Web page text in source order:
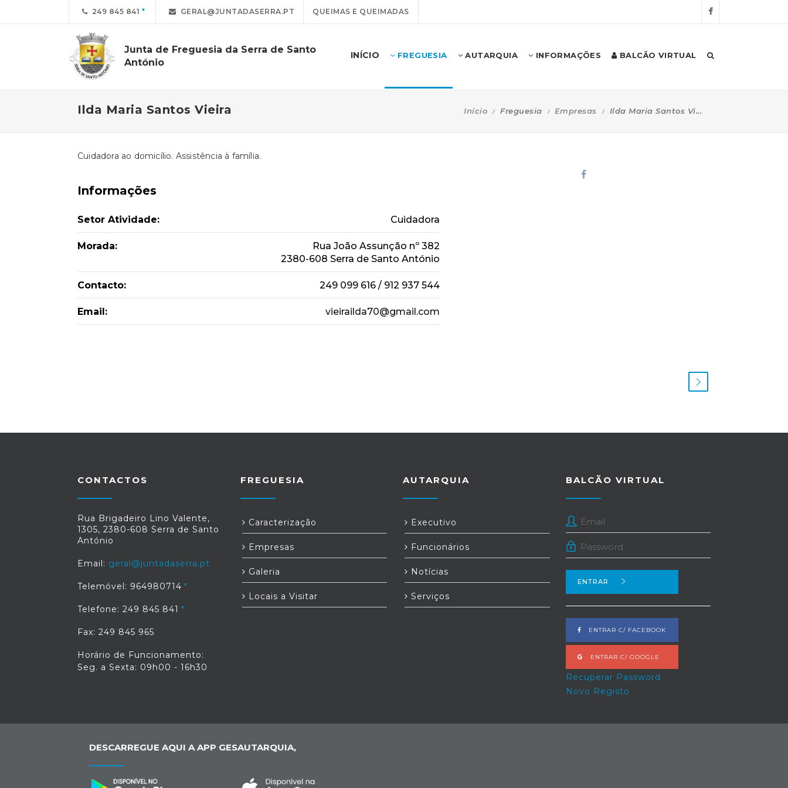
249 845 841 GERAL@JUNTADASERRA.PT QUEIMAS E QUEIMADAS
Junta de Freguesia da Serra de Santo
António
INÍCIO FREGUESIA AUTARQUIA INFORMAÇÕES BALCÃO VIRTUAL
Ilda Maria Santos Vieira Início Freguesia Empresas Ilda Maria Santos Vi...
Cuidadora ao domicílio. Assistência à família.
Informações
Setor Atividade: Cuidadora
Morada:
Rua João Assunção nº 382
2380-608 Serra de Santo António
Contacto: 249 099 616 / 912 937 544
Email: vieirailda70@gmail.com
CONTACTOS
Rua Brigadeiro Lino Valente,
1305, 2380-608 Serra de Santo
António
Email: geral@juntadaserra.pt
Telemóvel: 964980714
Telefone: 249 845 841
Fax: 249 845 965
Horário de Funcionamento:
Seg. a Sexta: 09h00 - 16h30
FREGUESIA
Caracterização
Empresas
Galeria
Locais a Visitar
AUTARQUIA
Executivo
Funcionários
Notícias
Serviços
BALCÃO VIRTUAL
ENTRAR
ENTRAR C/ FACEBOOK
ENTRAR C/ GOOGLE
Recuperar Password
Novo Registo
DESCARREGUE AQUI A APP GESAUTARQUIA,